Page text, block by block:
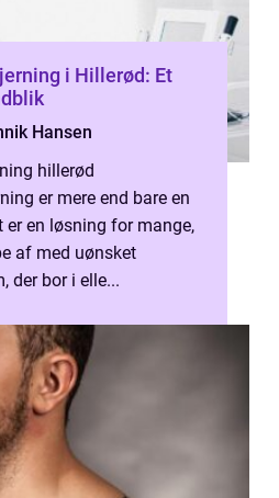
i Hillerød: Et
Hansen
hillerød
er mere end bare en
er en løsning for mange,
af med uønsket
der bor i elle...